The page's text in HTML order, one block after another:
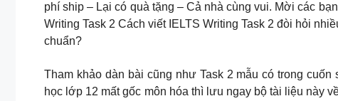
phí ship – Lại có quà tặng – Cả nhà cùng vui. Mời các
Writing Task 2 Cách viết IELTS Writing Task 2 đòi hỏi
chuẩn?
Tham khảo dàn bài cũng như Task 2 mẫu có trong
học lớp 12 mất gốc môn hóa thì lưu ngay bộ tài liệu này